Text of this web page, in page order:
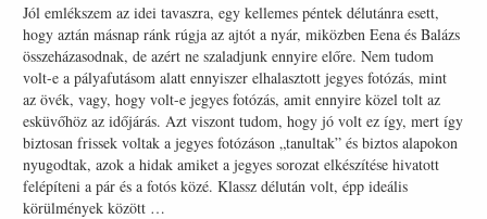
Jól emlékszem az idei tavaszra, egy kellemes péntek délutánra esett,
hogy aztán másnap ránk rúgja az ajtót a nyár, miközben Eena és Balázs
összeházasodnak, de azért ne szaladjunk ennyire előre. Nem tudom
volt-e a pályafutásom alatt ennyiszer elhalasztott jegyes fotózás, mint
az övék, vagy, hogy volt-e jegyes fotózás, amit ennyire közel tolt az
esküvőhöz az időjárás. Azt viszont tudom, hogy jó volt ez így, mert így
biztosan frissek voltak a jegyes fotózáson „tanultak” és biztos alapokon
nyugodtak, azok a hidak amiket a jegyes sorozat elkészítése hivatott
felépíteni a pár és a fotós közé. Klassz délután volt, épp ideális
körülmények között …